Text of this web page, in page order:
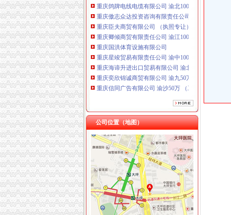
重庆傲志众达投资咨询有限责任公司 渝九1000万 （
重庆臣夫商贸有限公司 （执照专让）
重庆卿倾商贸有限责任公司 渝江100万 （工商注册）
重庆国洪体育设施有限公司
重庆星竣贸易有限责任公司 渝中100万 （进出口权）
重庆海谛升进出口贸易有限公司 渝北100万 （进出口
重庆奕欣锦诚商贸有限公司 渝九50万 （工商注册）
重庆信同广告有限公司 渝沙50万 （工商注册）
重庆三虹房地产营销策划有限公司
重庆鸽牌电线电缆有限公司 渝北10010万 (进出口权)
重庆傲志众达投资咨询有限责任公司 渝九1000万 （
重庆臣夫商贸有限公司 （执照专让）
重庆卿倾商贸有限责任公司 渝江100万 （工商注册）
重庆国洪体育设施有限公司
重庆星竣贸易有限责任公司 渝中100万 （进出口权）
重庆海谛升进出口贸易有限公司 渝北100万 （进出口
重庆奕欣锦诚商贸有限公司 渝九50万 （工商注册）
重庆信同广告有限公司 渝沙50万 （工商注册）
重庆三虹房地产营销策划有限公司
重庆宝鹰汽车销售有限公司
公司位置（地图）
虚拟地址注册公司
虚拟地址注册公司_第1页_南京大租房BBS_都市_西
提供北京公司注册地址_北京虚拟注册地址_北京虚拟
虚拟地址注册公司一次缴费可永久使用？
虚拟地址注册公司-北京小型写字楼出
虚拟地址公司注册【中亿创联吧】_百度贴吧